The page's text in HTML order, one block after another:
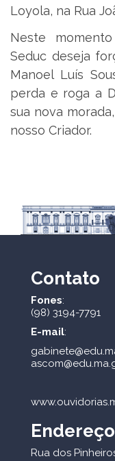
Loyola, na Rua
Neste
Seduc deseja
Manoel Luís
perda e roga a
sua nova
nosso Criador.
Contato
Fones:
(98) 3194-7791
E-mail:
Endereço
Rua dos